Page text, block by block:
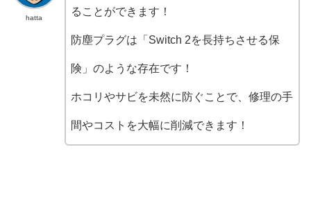
hatta
ることができます！
防塵プラグは「Switch 2を長持ちさせる保
険」のような存在です！
ホコリやサビを未然に防ぐことで、修理の手
間やコストを大幅に削減できます！